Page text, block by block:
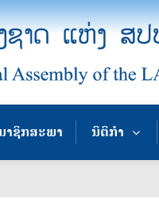
າຊິກສະພາ ນິຕິກຳ